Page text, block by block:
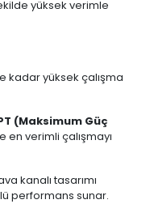
yüksek verimle
kadar yüksek çalışma
(Maksimum Güç
en verimli çalışmayı
kanalı tasarımı
performans sunar.